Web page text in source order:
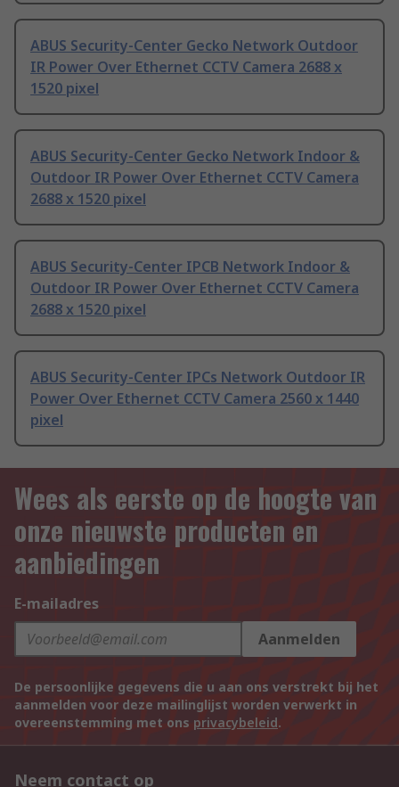
ABUS Security-Center Gecko Network Outdoor
IR Power Over Ethernet CCTV Camera 2688 x
1520 pixel
ABUS Security-Center Gecko Network Indoor &
Outdoor IR Power Over Ethernet CCTV Camera
2688 x 1520 pixel
ABUS Security-Center IPCB Network Indoor &
Outdoor IR Power Over Ethernet CCTV Camera
2688 x 1520 pixel
ABUS Security-Center IPCs Network Outdoor IR
Power Over Ethernet CCTV Camera 2560 x 1440
pixel
Wees als eerste op de hoogte van
onze nieuwste producten en
aanbiedingen
E-mailadres
Aanmelden
De persoonlijke gegevens die u aan ons verstrekt bij het
aanmelden voor deze mailinglijst worden verwerkt in
overeenstemming met ons privacybeleid.
Neem contact op